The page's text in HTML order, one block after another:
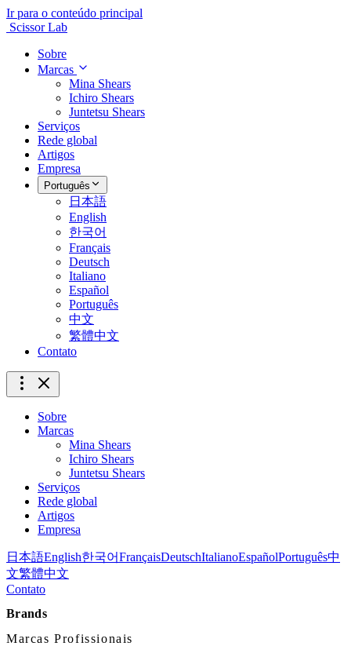
Ir para o conteúdo principal
Scissor Lab
Sobre
Marcas
Mina Shears
Ichiro Shears
Juntetsu Shears
Serviços
Rede global
Artigos
Empresa
Português
日本語
English
한국어
Français
Deutsch
Italiano
Español
Português
中文
繁體中文
Contato
Sobre
Marcas
Mina Shears
Ichiro Shears
Juntetsu Shears
Serviços
Rede global
Artigos
Empresa
日本語English한국어FrançaisDeutschItalianoEspañolPortuguês中
文繁體中文
Contato
Brands
Marcas Profissionais